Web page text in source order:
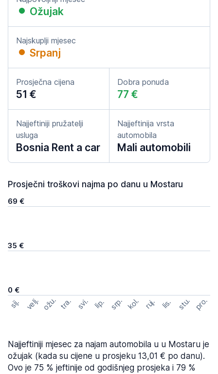
Ožujak
Najskuplji mjesec
Srpanj
Prosječna cijena
51 €
Dobra ponuda
77 €
Najjeftiniji pružatelji
usluga
Bosnia Rent a car
Najjeftinija vrsta
automobila
Mali automobili
Prosječni troškovi najma po danu u Mostaru
69 €
35 €
0 €
sij. velj. ožu. tra. svi. lip. srp. kol. ruj. lis. stu. pro.
Najjeftiniji mjesec za najam automobila u u Mostaru je
ožujak (kada su cijene u prosjeku 13,01 € po danu).
Ovo je 75 % jeftinije od godišnjeg prosjeka i 79 %